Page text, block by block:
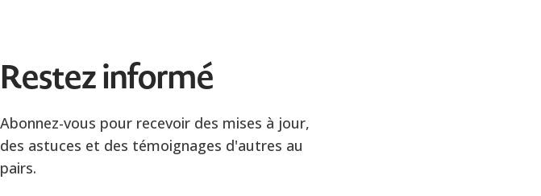
Restez informé
Abonnez-vous pour recevoir des mises à jour,
des astuces et des témoignages d'autres au
pairs.